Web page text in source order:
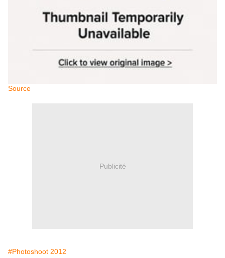
Source
Publicité
#Photoshoot 2012